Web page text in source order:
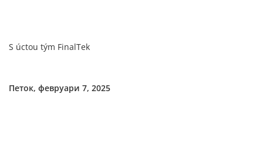
S úctou tým FinalTek
Петок, февруари 7, 2025